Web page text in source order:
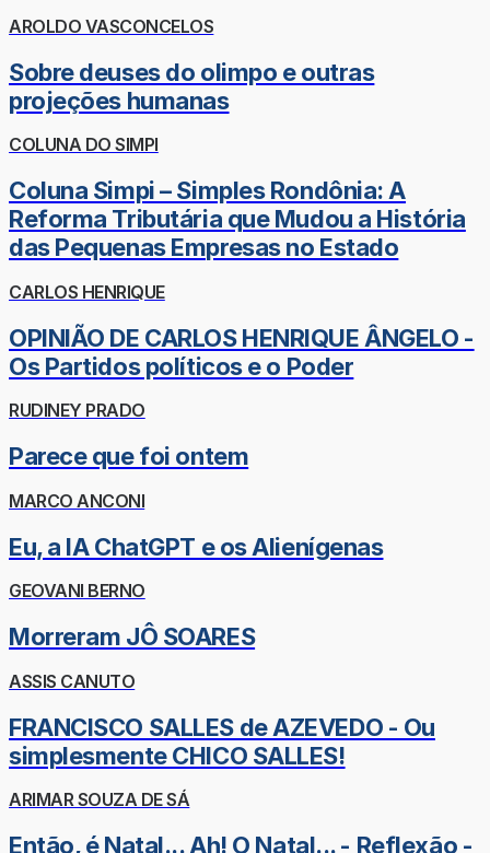
AROLDO VASCONCELOS
Sobre deuses do olimpo e outras
projeções humanas
COLUNA DO SIMPI
Coluna Simpi – Simples Rondônia: A
Reforma Tributária que Mudou a História
das Pequenas Empresas no Estado
CARLOS HENRIQUE
OPINIÃO DE CARLOS HENRIQUE ÂNGELO -
Os Partidos políticos e o Poder
RUDINEY PRADO
Parece que foi ontem
MARCO ANCONI
Eu, a IA ChatGPT e os Alienígenas
GEOVANI BERNO
Morreram JÔ SOARES
ASSIS CANUTO
FRANCISCO SALLES de AZEVEDO - Ou
simplesmente CHICO SALLES!
ARIMAR SOUZA DE SÁ
Então, é Natal... Ah! O Natal... - Reflexão -